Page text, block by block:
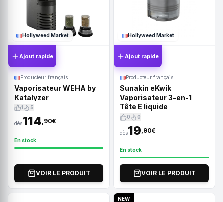
Hollyweed Market
Ajout rapide
Producteur français
Vaporisateur WEHA by
Katalyzer
1 5
dès114,90€
En stock
VOIR LE PRODUIT
Hollyweed Market
Ajout rapide
Producteur français
Sunakin eKwik
Vaporisateur 3-en-1
Tête E liquide
0 0
dès19,90€
En stock
VOIR LE PRODUIT
NEW